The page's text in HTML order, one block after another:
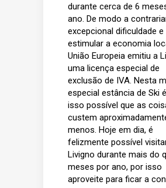
durante cerca de 6
ano. De modo a
excepcional dificuldade e
estimular a economia
União Europeia emitiu a
uma licença especial de
exclusão de IVA. Nesta
especial estância de Ski
isso possível que as
custem
menos. Hoje em dia, é
felizmente possível
Livigno durante mais do
meses por ano, por isso
aproveite para ficar a